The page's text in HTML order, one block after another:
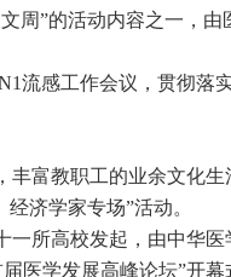
周”的活动内容之一，
流感工作会议，贯彻落
丰富教职工的业余文化
济学家专场”活动。
一所高校发起，由中华
医学发展高峰论坛”开